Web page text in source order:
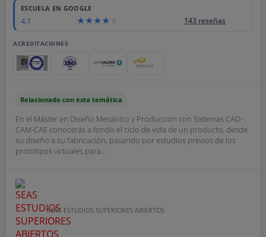
ESCUELA EN GOOGLE
4.1 143 reseñas
ACREDITACIONES
Relacionado con esta temática
En el Máster en Diseño Mecánico y Producción con Sistemas CAD-
CAM-CAE conocerás a fondo el ciclo de vida de un producto, desde
su diseño a su fabricación, pasando por estudios previos de los
prototipos virtuales para...
SEAS ESTUDIOS SUPERIORES ABIERTOS